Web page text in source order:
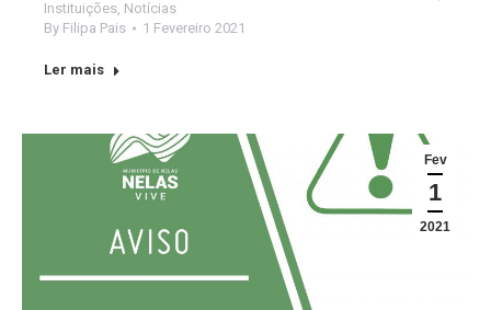
Instituições, Notícias
By Filipa Pais 1 Fevereiro 2021
Ler mais
Fev
1
2021